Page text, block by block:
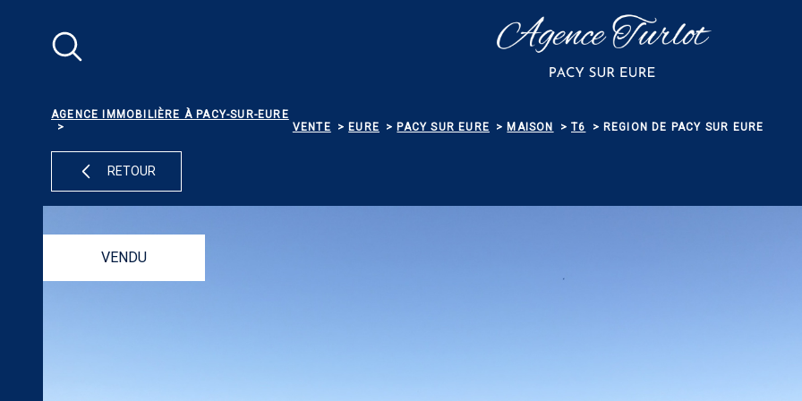
AGENCE IMMOBILIÈRE À PACY-SUR-EURE
VENTE
EURE PACY SUR EURE MAISON T6 REGION DE PACY SUR EURE
RETOUR
VENDU